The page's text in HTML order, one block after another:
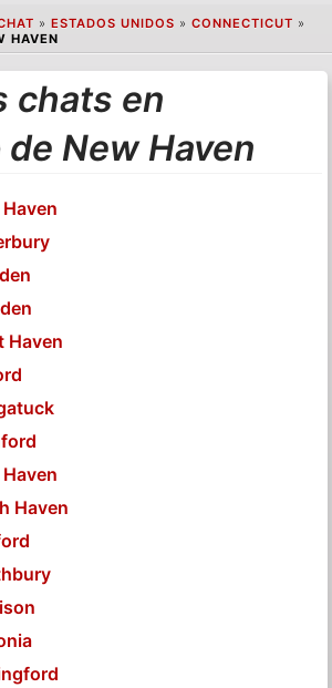
» ESTADOS UNIDOS » CONNECTICUT »
HAVEN
chats en
New Haven
Haven
Haven